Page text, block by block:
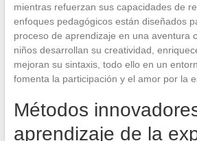
mientras refuerzan sus capacidades de
enfoques pedagógicos están diseñados
proceso de aprendizaje en una aventura
niños desarrollan su creatividad,
mejoran su sintaxis, todo ello en un
fomenta la participación y el amor por la
Métodos
aprendizaje de la